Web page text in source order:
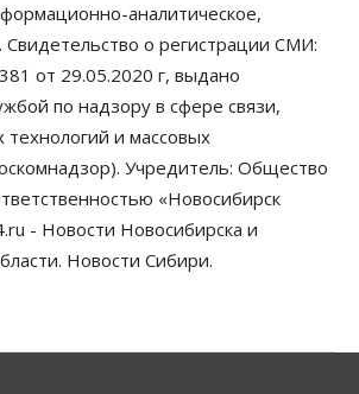
опять атакуют
через электронную
к второму пику активности
области
аналитическое,
Свидетельство о регистрации СМИ:
от 29.05.2020 г, выдано
по надзору в сфере связи,
и массовых
Учредитель: Общество
«Новосибирск
- Новости Новосибирска и
Новости Сибири.